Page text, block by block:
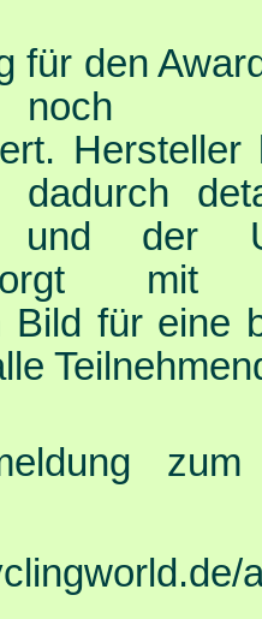
für den
Hersteller
dadurch
und der
mit
Bild für eine
zum